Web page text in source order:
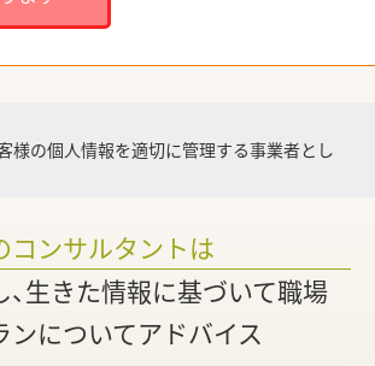
様の個人情報を適切に管理する事業者とし
コンサルタントは
生きた情報に基づいて職場
についてアドバイス